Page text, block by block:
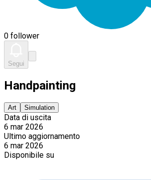
0 follower
Segui
Handpainting
Art Simulation
Data di uscita
6 mar 2026
Ultimo aggiornamento
6 mar 2026
Disponibile su